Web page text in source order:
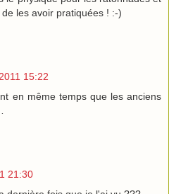
les avoir pratiquées ! :-)
15:22
en même temps que les anciens
21:30